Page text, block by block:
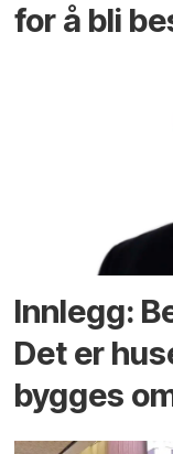
for å bli
Innlegg:
Det er
bygges